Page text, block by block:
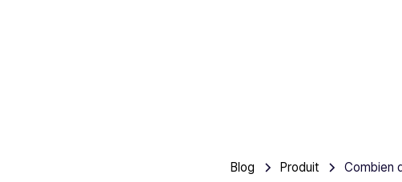
Blog Produit